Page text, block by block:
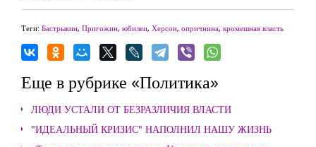
Теги: Бастрыкин, Пригожин, юбилеи, Херсон, опричнина, кромешная власть
Еще в рубрике «Политика»
ЛЮДИ УСТАЛИ ОТ БЕЗРАЗЛИЧИЯ ВЛАСТИ
"ИДЕАЛЬНЫЙ КРИЗИС" НАПОЛНИЛ НАШУ ЖИЗНЬ